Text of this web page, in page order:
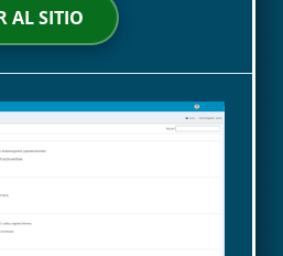
AL SITIO